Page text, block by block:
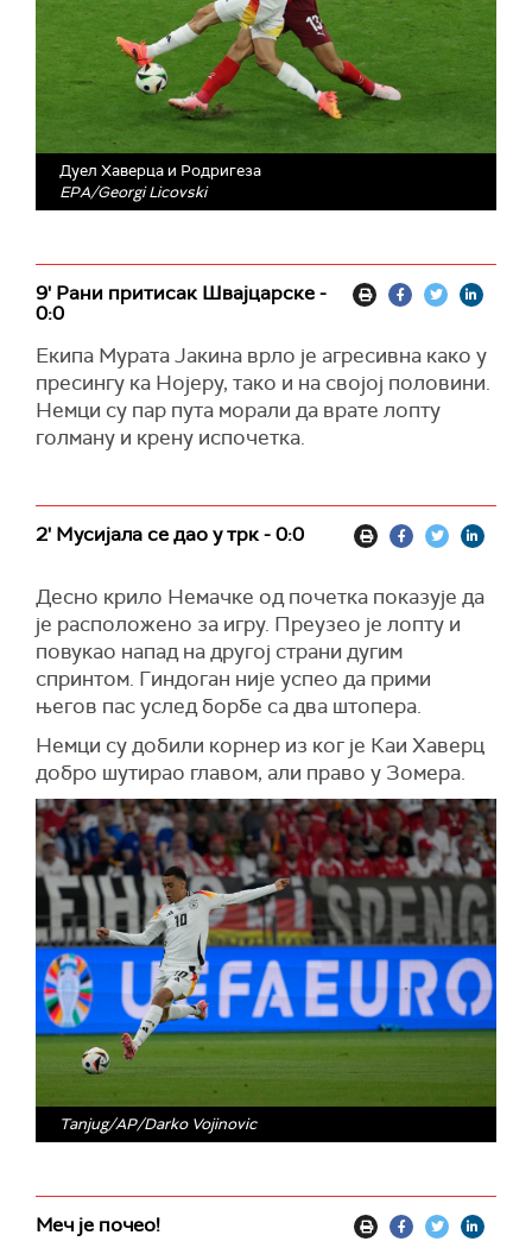
Дуел Хаверца и Родригеза
EPA/Georgi Licovski
9' Рани притисак Швајцарске -
0:0
Екипа Мурата Јакина врло је агресивна како у
пресингу ка Нојеру, тако и на својој половини.
Немци су пар пута морали да врате лопту
голману и крену испочетка.
2' Mусијала се дао у трк - 0:0
Десно крило Немачке од почетка показује да
је расположено за игру. Преузео је лопту и
повукао напад на другој страни дугим
спринтом. Гиндоган није успео да прими
његов пас услед борбе са два штопера.
Немци су добили корнер из ког је Каи Хаверц
добро шутирао главом, али право у Зомера.
Tanjug/AP/Darko Vojinovic
Меч је почео!